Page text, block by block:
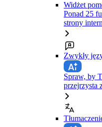
Widżet
Ponad 25
strony
Zwykły
Spraw, by
przejrzysta